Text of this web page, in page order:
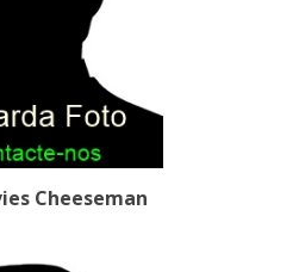
Cheeseman